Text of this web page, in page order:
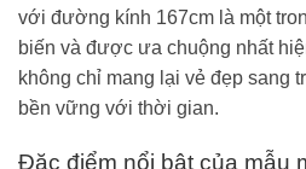
với đường kính 167cm là một
biến và được ưa chuộng nhất
không chỉ mang lại vẻ đẹp sang
bền vững với thời gian.
Đặc điểm nổi bật của mẫu